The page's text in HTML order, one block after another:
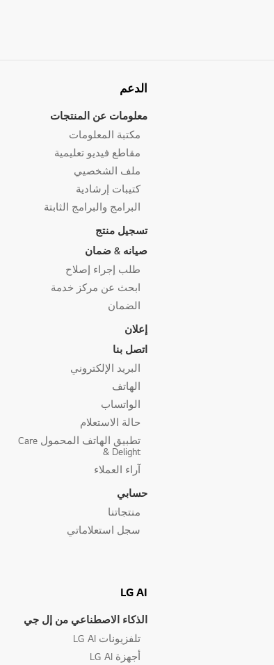
الدعم
معلومات عن المنتجات
مكتبة المعلومات
مقاطع فيديو تعليمية
ملف الشخصيي
كتيبات إرشادية
البرامج والبرامج الثابتة
تسجيل منتج
صيانه & ضمان
طلب إجراء إصلاح
ابحث عن مركز خدمة
الضمان
إعلان
اتصل بنا
البريد الإلكتروني
الهاتف
الواتساب
حالة الاستعلام
تطبيق الهاتف المحمول Care
& Delight
آراء العملاء
حسابي
منتجاتنا
سجل استعلاماتي
LG AI
الذكاء الاصطناعي من إل جي
تلفزيونات LG AI
أجهزة LG AI